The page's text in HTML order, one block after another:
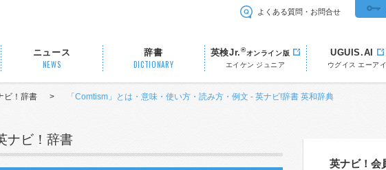
よくある質問・お問合せ
ニュース
NEWS
辞書
DICTIONARY
英検Jr.®オンライン版
エイケン ジュニア
UGUIS.AI
ウグイス エーアイ
ビ！辞書 > 「Comtism」とは・意味・使い方・読み方・例文 - 英ナビ!辞書 英和辞典
ナビ！辞書
英ナビ！会